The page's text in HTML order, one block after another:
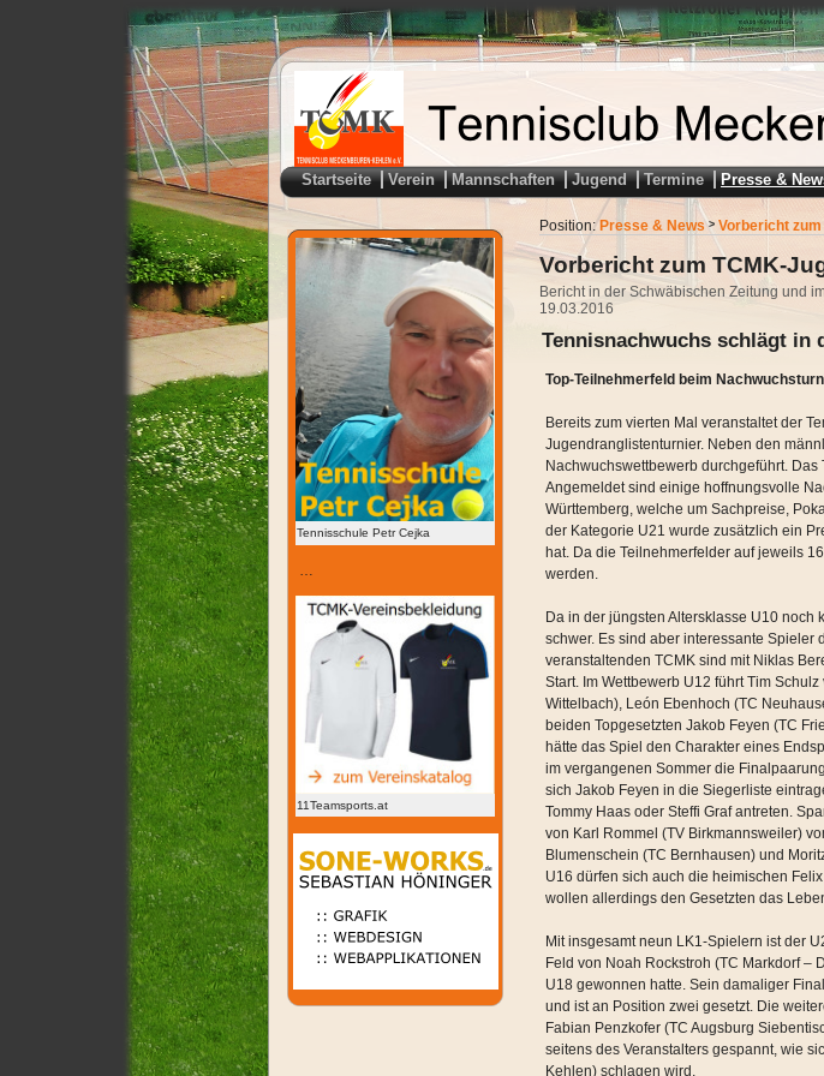
Startseite Verein Mannschaften Jugend Termine Presse &
Tennisschule Petr Cejka
…
11Teamsports.at
Position: Presse & News > Vorbericht
Vorbericht zum TCMK-
Bericht in der Schwäbischen Zeitung und
19.03.2016
Tennisnachwuchs schlägt in
Top-Teilnehmerfeld beim
Bereits zum vierten Mal veranstaltet der
Jugendranglistenturnier. Neben den
Nachwuchswettbewerb durchgeführt.
Angemeldet sind einige hoffnungsvolle
Württemberg, welche um Sachpreise,
der Kategorie U21 wurde zusätzlich ein
hat. Da die Teilnehmerfelder auf jeweils
werden.
Da in der jüngsten Altersklasse U10
schwer. Es sind aber interessante Spieler
veranstaltenden TCMK sind mit Niklas
Start. Im Wettbewerb U12 führt Tim
Wittelbach), León Ebenhoch (TC
beiden Topgesetzten Jakob Feyen (TC
hätte das Spiel den Charakter eines
im vergangenen Sommer die
sich Jakob Feyen in die Siegerliste
Tommy Haas oder Steffi Graf antreten.
von Karl Rommel (TV Birkmannsweiler)
Blumenschein (TC Bernhausen) und
U16 dürfen sich auch die heimischen
wollen allerdings den Gesetzten das
Mit insgesamt neun LK1-Spielern ist der
Feld von Noah Rockstroh (TC Markdorf –
U18 gewonnen hatte. Sein damaliger
und ist an Position zwei gesetzt. Die
Fabian Penzkofer (TC Augsburg
seitens des Veranstalters gespannt, wie
Kehlen) schlagen wird.